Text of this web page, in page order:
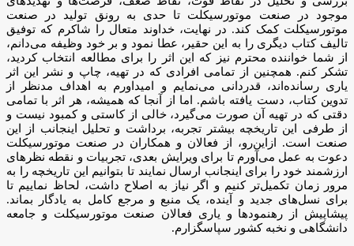
موجود در صنعت موتورسیکلت تا حدی به رونق تولید در صنعت
موتورسیکلت کمک کند. در نهایت، خداوند متعال را شاکرم که توفیق
تالیف کتاب دیگری را به این حقیر، عطا نمود و بر خود وظیفه می‌دانم،
از شما خواننده محترم نیز که این اثر را برای مطالعه انتخاب کردید،
تشکر ‌کنم. همچنین از تمامی افرادی که در تهیه، چاپ و نشر این اثر
یاری رسانده‌اند، قدردانی می‌نمایم و امیداورم به اهداف مدنظر از
تدوین کتاب، دست یافته باشم. اما از آنجا که همیشه، هر اثر با تمامی
دقتی که در تهیه آن صورت می‌گیرد، خالی از کاستی و کمبود نیست و
از طرفی این تاریخچه بیشتر تجربه، برداشت و تحلیل اینجانب از این
صنعت است. ازاین‌رو، از فعالان و همکاران در صنعت موتورسیکلت
دعوت به‌ عمل می‌آورم تا برای ویرایش بعدی، تجربیات و نقطه نظرهای
ارزشمند خود را برای اینجانب ارسال نمایند تا بتوانیم این تاریخچه را به
مرور زمان تکمیل‌تر کنیم و اگر نیاز به اصلاح داشت، لحاظ نماییم تا
برای نسل‌های جدید و آینده، یک منبع و مرجع کامل به یادگار بماند.
پیشاپیش از رهنمودها و یاری فعالان صنعت موتورسیکلت و جامعه
دانشگاهی و نخبه کشور سپاسگزارم.